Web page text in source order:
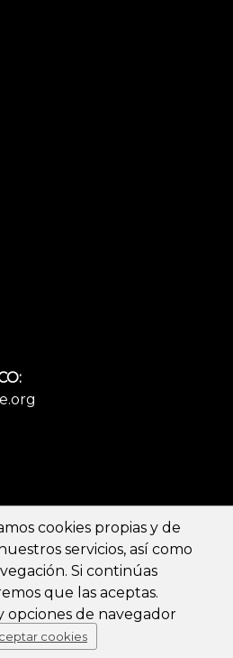
- All Rights Reserved
privacidad -Política de cookies
cookies propias y de
servicios, así como
Si continúas
que las aceptas.
opciones de navegador
cookies